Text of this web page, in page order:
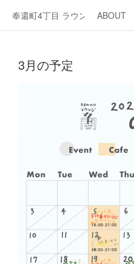
奉還町4丁目 ラウンジ・カド
ABOUT
3月の予定